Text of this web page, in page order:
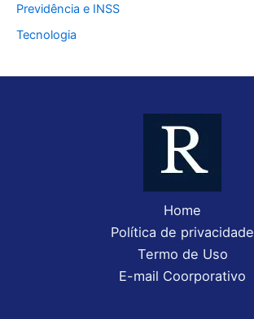
Previdência e INSS
Tecnologia
Home
Política de privacidade
Termo de Uso
E-mail Coorporativo